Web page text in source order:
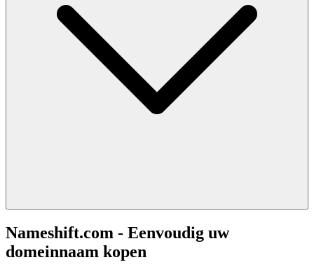
Nameshift.com - Eenvoudig uw
domeinnaam kopen